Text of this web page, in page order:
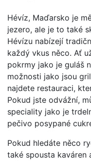
Hévíz, Maďarsko je
jezero, ale je to také
Hévízu nabízejí
každý vkus něco. Ať
pokrmy jako je guláš
možnosti jako jsou
najdete restauraci,
Pokud jste odvážní,
speciality jako je
pečivo posypané
Pokud hledáte něco
také spousta